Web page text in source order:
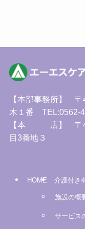
【本部事務所】
木１番 TEL:0562-
【本 店】 〒
目3番地３
HOME 介護付き
施設の概
サービス